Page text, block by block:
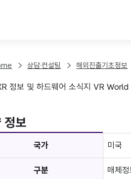
상담·컨설팅 해외진출기초정보
정보
정보 및 하드웨어 소식지 VR World
정보
국가 미국
구분 매체정